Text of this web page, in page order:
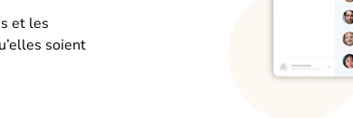
et les
soient